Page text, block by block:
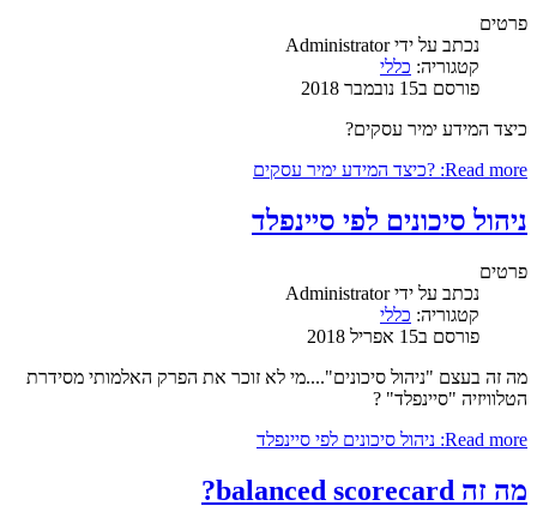
פרטים
נכתב על ידיAdministrator
קטגוריה: כללי
פורסם ב15 נובמבר 2018
כיצד המידע ימיר עסקים?
Read more: ?כיצד המידע ימיר עסקים
ניהול סיכונים לפי סיינפלד
פרטים
נכתב על ידיAdministrator
קטגוריה: כללי
פורסם ב15 אפריל 2018
מה זה בעצם "ניהול סיכונים"....מי לא זוכר את הפרק האלמותי מסידרת
הטלוויזיה "סיינפלד" ?
Read more: ניהול סיכונים לפי סיינפלד
מה זה balanced scorecard?